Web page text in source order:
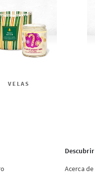
VELAS
Descubrir
Acerca de